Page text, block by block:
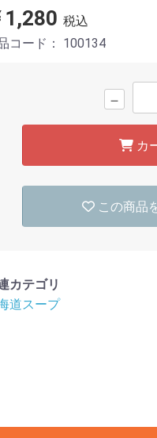
1,280 税込
コード： 100134
－
カ
この商品
カテゴリ
道スープ